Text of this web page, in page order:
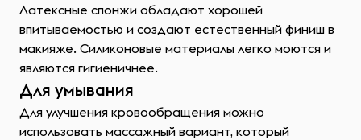
Латексные спонжи обладают хорошей
впитываемостью и создают естественный финиш в
макияже. Силиконовые материалы легко моются и
являются гигиеничнее.
Для умывания
Для улучшения кровообращения можно
использовать массажный вариант, который